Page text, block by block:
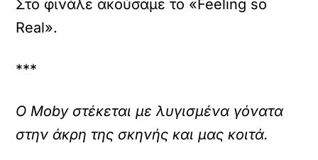
Στο φινάλε ακούσαμε το «Feeling so
Real».
***
Ο Moby στέκεται με λυγισμένα γόνατα
στην άκρη της σκηνής και μας κοιτά.